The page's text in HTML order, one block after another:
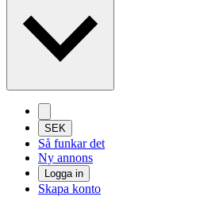
SEK
Så funkar det
Ny annons
Logga in
Skapa konto